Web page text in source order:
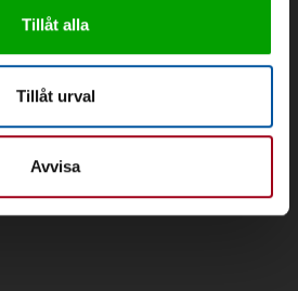
Tillåt alla
Tillåt urval
Avvisa